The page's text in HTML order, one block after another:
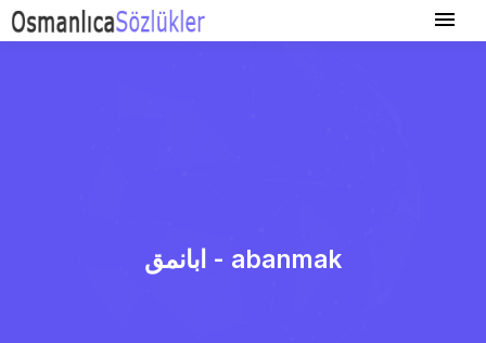
ابانمق - abanmak